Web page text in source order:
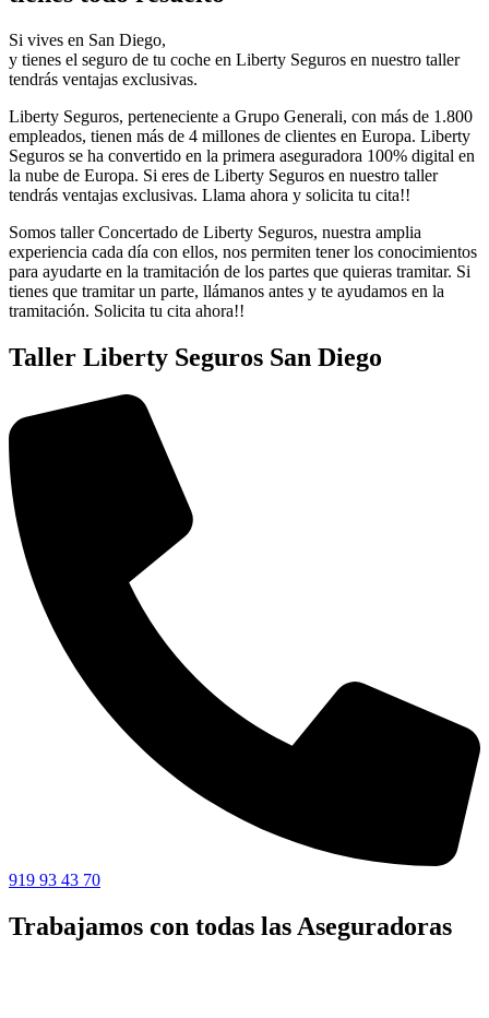
Si vives en San Diego,
y tienes el seguro de tu coche en Liberty Seguros en nuestro taller
tendrás ventajas exclusivas.
Liberty Seguros, perteneciente a Grupo Generali, con más de 1.800
empleados, tienen más de 4 millones de clientes en Europa. Liberty
Seguros se ha convertido en la primera aseguradora 100% digital en
la nube de Europa. Si eres de Liberty Seguros en nuestro taller
tendrás ventajas exclusivas. Llama ahora y solicita tu cita!!
Somos taller Concertado de Liberty Seguros, nuestra amplia
experiencia cada día con ellos, nos permiten tener los conocimientos
para ayudarte en la tramitación de los partes que quieras tramitar. Si
tienes que tramitar un parte, llámanos antes y te ayudamos en la
tramitación. Solicita tu cita ahora!!
Taller Liberty Seguros San Diego
919 93 43 70
Trabajamos con todas las Aseguradoras